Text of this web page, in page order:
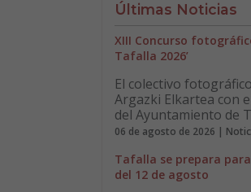
Últimas Noticias
XIII Concurso
Tafalla 2026’
El colectivo
Argazki Elkartea con
del Ayuntamiento de
06 de agosto de 2026 |
Tafalla se prepara
del 12 de agosto